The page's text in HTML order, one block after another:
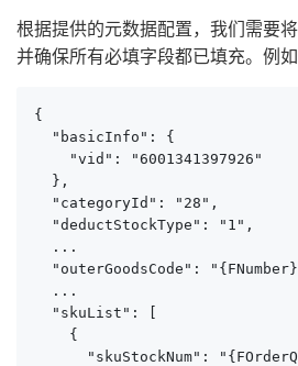
根据提供的元数据配置，我们需要
并确保所有必填字段都已填充。例如
{
  "basicInfo": {
    "vid": "6001341397926"
  },
  "categoryId": "28",
  "deductStockType": "1",
  ...
"outerGoodsCode":
  ...
  "skuList": [
    {
"skuStockNum":